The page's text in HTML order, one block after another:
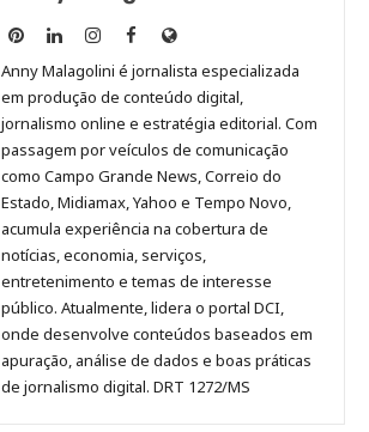
Anny
Malagolini
no
Pinterest
Anny
Malagolini
no
LinkedIn
Anny
Malagolini
no
Instagram
Anny
Malagolini
no
Facebook
Site
de
Anny
Malagolini
Anny Malagolini é jornalista especializada
em produção de conteúdo digital,
jornalismo online e estratégia editorial. Com
passagem por veículos de comunicação
como Campo Grande News, Correio do
Estado, Midiamax, Yahoo e Tempo Novo,
acumula experiência na cobertura de
notícias, economia, serviços,
entretenimento e temas de interesse
público. Atualmente, lidera o portal DCI,
onde desenvolve conteúdos baseados em
apuração, análise de dados e boas práticas
de jornalismo digital. DRT 1272/MS